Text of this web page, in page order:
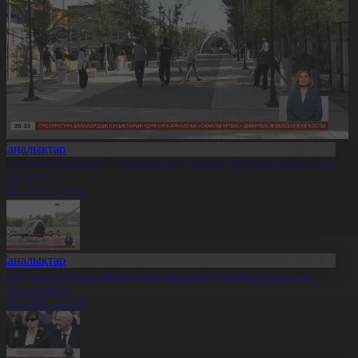
облысында 22 мыңнан аса тұрғын тазалық жұмысына
20:20
жолаушы мінген ұшқышсыз әуе кемесі алғаш рет
көтерілді
20:19